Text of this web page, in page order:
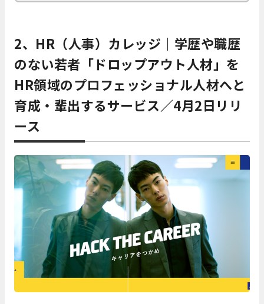
2、HR（人事）カレッジ｜学歴や職歴
のない若者「ドロップアウト人材」を
HR領域のプロフェッショナル人材へと
育成・輩出するサービス／4月2日リリ
ース